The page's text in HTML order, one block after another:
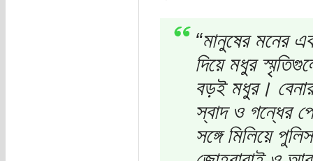
“মানুষের মনের
দিয়ে মধুর
বড়ই মধুর।
স্বাদ ও গন্ধের
সঙ্গে মিলিয়ে